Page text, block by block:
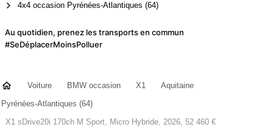
4x4 occasion Pyrénées-Atlantiques (64)
Au quotidien, prenez les transports en commun
#SeDéplacerMoinsPolluer
Voiture BMW occasion X1
Aquitaine
Pyrénées-Atlantiques (64)
X1 sDrive20i 170ch M Sport, Micro Hybride, 2026, 52 460 €